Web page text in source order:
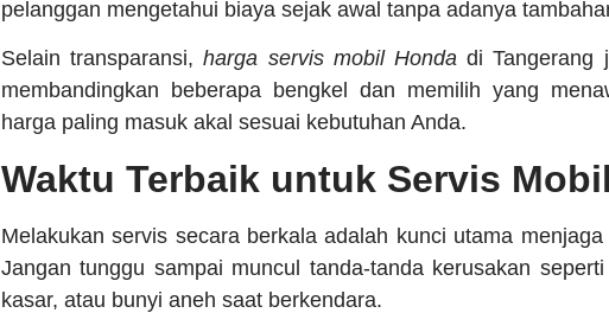
pelanggan mengetahui biaya sejak awal tanpa adanya
Selain transparansi,harga servis mobil Honda di Tangerang
membandingkan beberapa bengkel dan memilih yang
harga paling masuk akal sesuai kebutuhan Anda.
Waktu Terbaik untuk Servis Mobil
Melakukan servis secara berkala adalah kunci utama
Jangan tunggu sampai muncul tanda-tanda kerusakan
kasar, atau bunyi aneh saat berkendara.